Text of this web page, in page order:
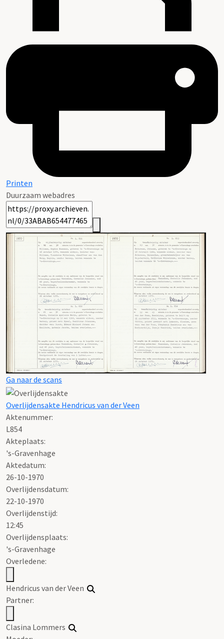
Printen
Duurzaam webadres
Ga naar de scans
Overlijdensakte Hendricus van der Veen
Aktenummer:
L854
Akteplaats:
's-Gravenhage
Aktedatum:
26-10-1970
Overlijdensdatum:
22-10-1970
Overlijdenstijd:
12:45
Overlijdensplaats:
's-Gravenhage
Overledene:
Hendricus van der Veen
Partner:
Clasina Lommers